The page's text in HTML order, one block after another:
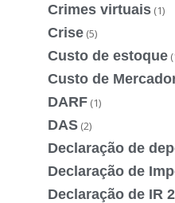
Crimes virtuais (1)
Crise (5)
Custo de estoque
Custo de
DARF (1)
DAS (2)
Declaração de
Declaração de
Declaração de IR